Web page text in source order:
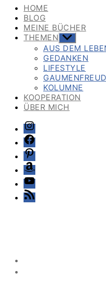
HOME
BLOG
MEINE BÜCHER
THEMEN Untermenü
anzeigen
AUS DEM
GEDANKEN
LIFESTYLE
KOLUMNE
KOOPERATION
ÜBER MICH
Instagram
Facebook
Pinterest
Amazon
Youtube
Feed